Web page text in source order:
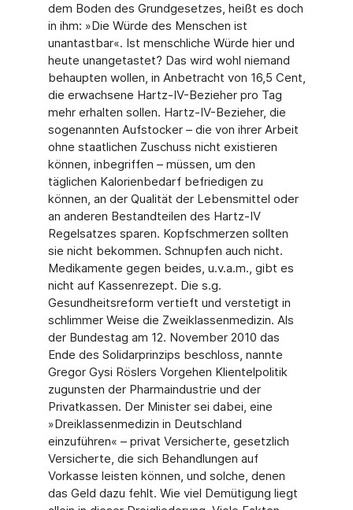
dem Boden des Grundgesetzes, heißt es doch
in ihm: »Die Würde des Menschen ist
unantastbar«. Ist menschliche Würde hier und
heute unangetastet? Das wird wohl niemand
behaupten wollen, in Anbetracht von 16,5 Cent,
die erwachsene Hartz-IV-Bezieher pro Tag
mehr erhalten sollen. Hartz-IV-Bezieher, die
sogenannten Aufstocker – die von ihrer Arbeit
ohne staatlichen Zuschuss nicht existieren
können, inbegriffen – müssen, um den
täglichen Kalorienbedarf befriedigen zu
können, an der Qualität der Lebensmittel oder
an anderen Bestandteilen des Hartz-IV
Regelsatzes sparen. Kopfschmerzen sollten
sie nicht bekommen. Schnupfen auch nicht.
Medikamente gegen beides, u.v.a.m., gibt es
nicht auf Kassenrezept. Die s.g.
Gesundheitsreform vertieft und verstetigt in
schlimmer Weise die Zweiklassenmedizin. Als
der Bundestag am 12. November 2010 das
Ende des Solidarprinzips beschloss, nannte
Gregor Gysi Röslers Vorgehen Klientelpolitik
zugunsten der Pharmaindustrie und der
Privatkassen. Der Minister sei dabei, eine
»Dreiklassenmedizin in Deutschland
einzuführen« – privat Versicherte, gesetzlich
Versicherte, die sich Behandlungen auf
Vorkasse leisten können, und solche, denen
das Geld dazu fehlt. Wie viel Demütigung liegt